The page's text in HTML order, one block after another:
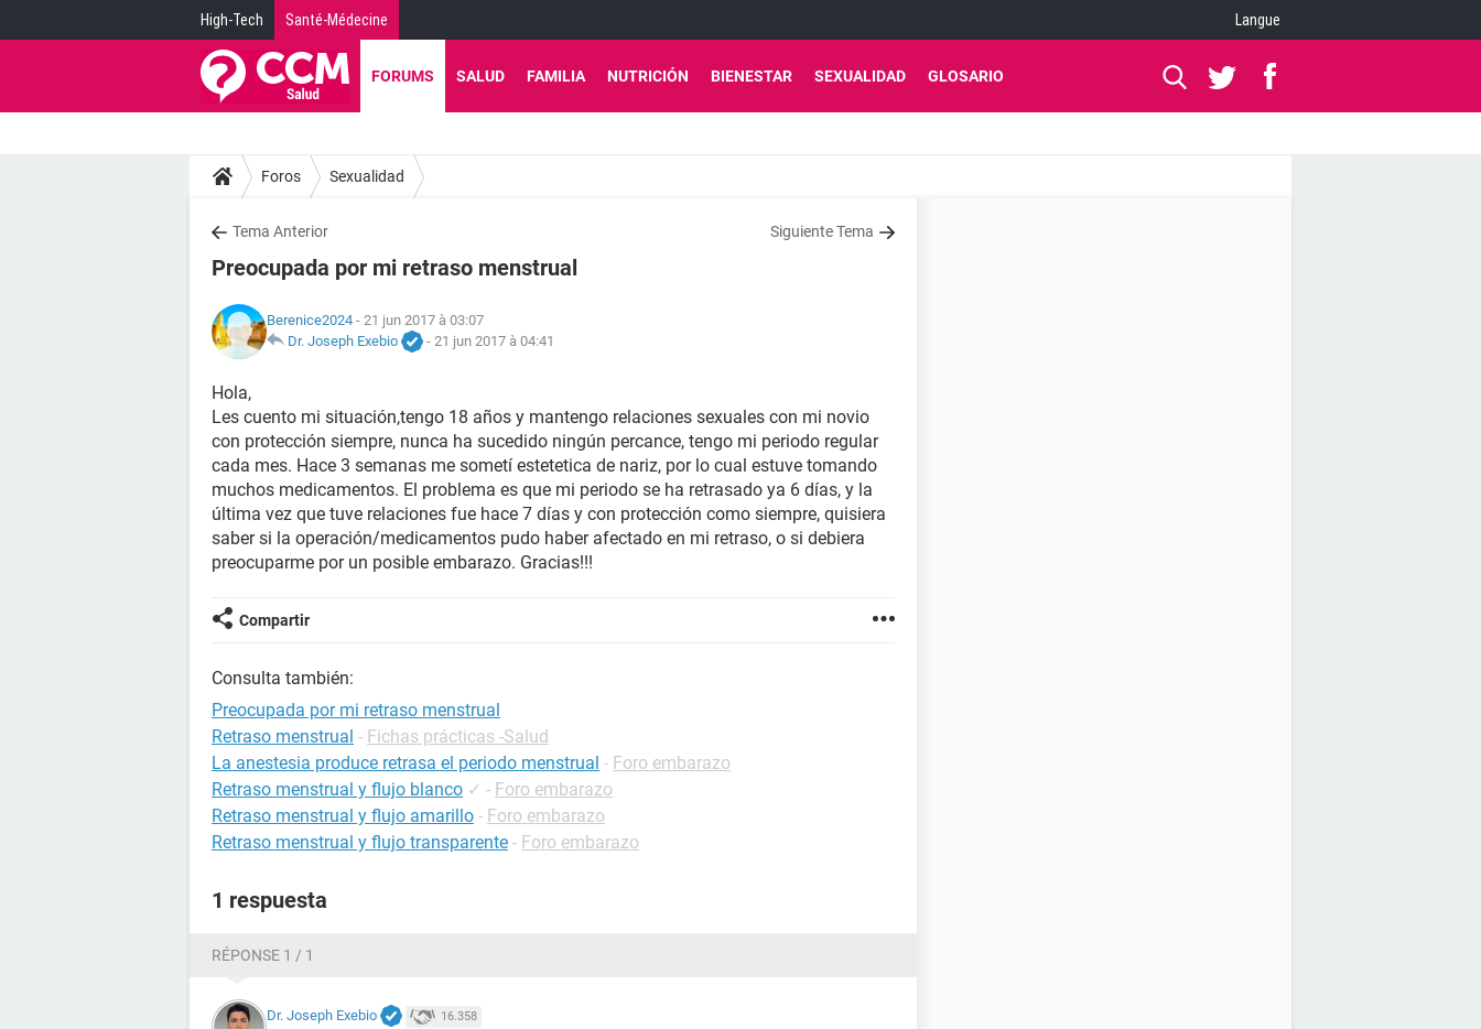
High-Tech Santé-Médecine Langue
FORUMS SALUD FAMILIA NUTRICIÓN BIENESTAR SEXUALIDAD GLOSARIO
Foros Sexualidad
Tema Anterior Siguiente Tema
Preocupada por mi retraso menstrual
Berenice2024 - 21 jun 2017 à 03:07
Dr. Joseph Exebio
- 21 jun 2017 à 04:41
Hola,
Les cuento mi situación,tengo 18 años y mantengo relaciones sexuales con mi novio
con protección siempre, nunca ha sucedido ningún percance, tengo mi periodo regular
cada mes. Hace 3 semanas me sometí estetetica de nariz, por lo cual estuve tomando
muchos medicamentos. El problema es que mi periodo se ha retrasado ya 6 días, y la
última vez que tuve relaciones fue hace 7 días y con protección como siempre, quisiera
saber si la operación/medicamentos pudo haber afectado en mi retraso, o si debiera
preocuparme por un posible embarazo. Gracias!!!
Compartir
Consulta también:
Preocupada por mi retraso menstrual
Retraso menstrual - Fichas prácticas -Salud
La anestesia produce retrasa el periodo menstrual - Foro embarazo
Retraso menstrual y flujo blanco ✓ - Foro embarazo
Retraso menstrual y flujo amarillo - Foro embarazo
Retraso menstrual y flujo transparente - Foro embarazo
1 respuesta
RÉPONSE 1 / 1
Dr. Joseph Exebio 16.358